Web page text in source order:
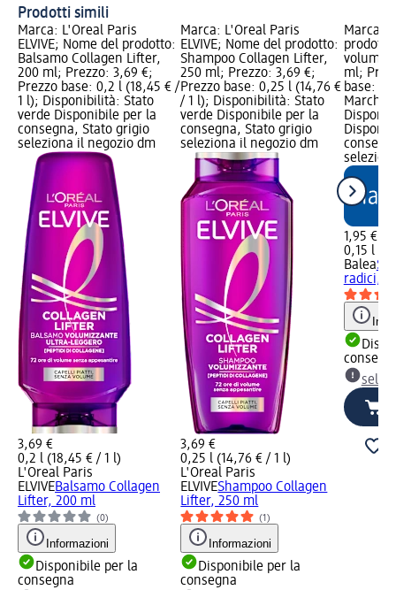
Prodotti simili
Marca: L'Oreal Paris
ELVIVE; Nome del prodotto:
Balsamo Collagen Lifter,
200 ml; Prezzo: 3,69 €;
Prezzo base: 0,2 l (18,45 € /
1 l); Disponibilità: Stato
verde Disponibile per la
consegna, Stato grigio
seleziona il negozio dm
3,69 €
0,2 l (18,45 € / 1 l)
L'Oreal Paris
ELVIVEBalsamo Collagen
Lifter, 200 ml
(0)
Informazioni
Disponibile per la
consegna
Marca: L'Oreal Paris
ELVIVE; Nome del prodotto:
Shampoo Collagen Lifter,
250 ml; Prezzo: 3,69 €;
Prezzo base: 0,25 l (14,76 €
/ 1 l); Disponibilità: Stato
verde Disponibile per la
consegna, Stato grigio
seleziona il negozio dm
3,69 €
0,25 l (14,76 € / 1 l)
L'Oreal Paris
ELVIVEShampoo Collagen
Lifter, 250 ml
(1)
Informazioni
Disponibile per la
consegna
Marca:
ml;
base:
Marchio
1,95 €
0,15 l
Balea
radici,